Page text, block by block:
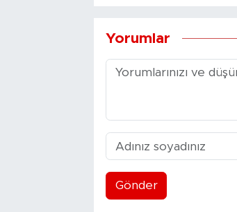
Yorumlar
Gönder